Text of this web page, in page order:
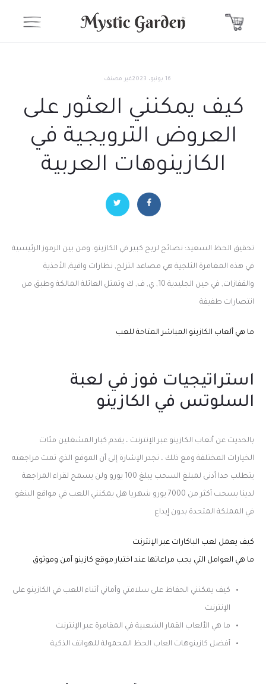
16 يونيو، 2023 غير مصنف
كيف يمكنني العثور على
العروض الترويجية في
الكازينوهات العربية
تحقيق الحظ السعيد: نصائح لربح كبير في الكازينو. ومن بين الرموز الرئيسية
في هذه المغامرة الثلجية هي مصاعد التزلج, نظارات واقية, الأحذية
والقفازات, في حين الجليدية 10, ي, ف, ك وتمثل العائلة المالكة وطبق من
انتصارات طفيفة
ما هي ألعاب الكازينو المباشر المتاحة للعب
استراتيجيات فوز في لعبة
السلوتس في الكازينو
بالحديث عن ألعاب الكازينو عبر الإنترنت ، يقدم كبار المشغلين مئات
الخيارات المختلفة ومع ذلك ، تجدر الإشارة إلى أن الموقع الذي تمت مراجعته
يتطلب حدا أدنى لمبلغ السحب يبلغ 100 يورو ولن يسمح لقراء المراجعة
لدينا بسحب أكثر من 7000 يورو شهريا هل يمكنني اللعب في مواقع البنغو
في المملكة المتحدة بدون إيداع
كيف يعمل لعب الباكارات عبر الإنترنت
ما هي العوامل التي يجب مراعاتها عند اختيار موقع كازينو آمن وموثوق
كيف يمكنني الحفاظ على سلامتي وأماني أثناء اللعب في الكازينو على
الإنترنت
ما هي الألعاب القمار الشعبية في المقامرة عبر الإنترنت
أفضل كازينوهات العاب الحظ المحمولة للهواتف الذكية